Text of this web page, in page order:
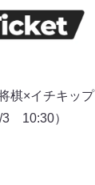
棋×イチキップ
3 10:30）